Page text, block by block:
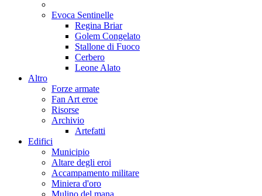
Evoca Sentinelle
Regina Briar
Golem Congelato
Stallone di Fuoco
Cerbero
Leone Alato
Altro
Forze armate
Fan Art eroe
Risorse
Archivio
Artefatti
Edifici
Municipio
Altare degli eroi
Accampamento militare
Miniera d'oro